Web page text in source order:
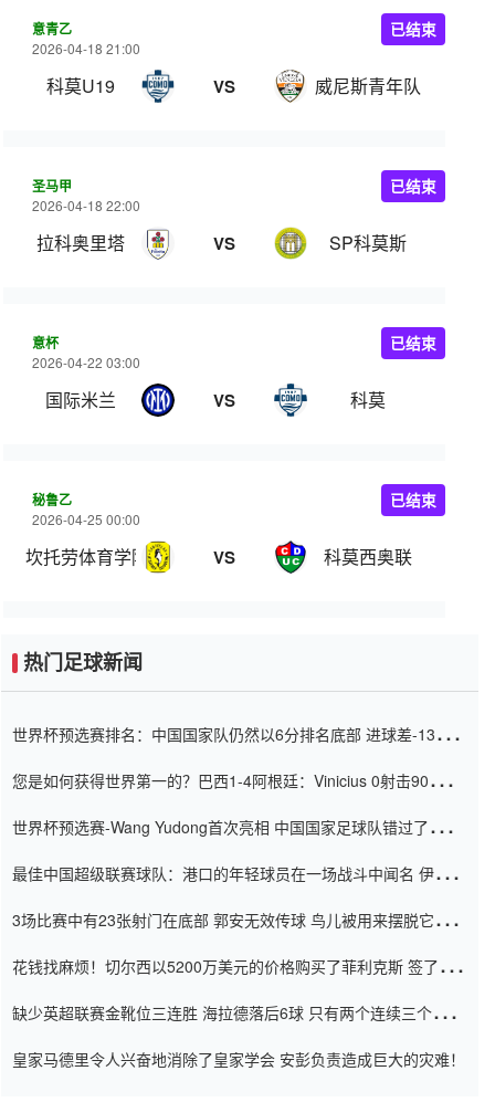
意青乙
2026-04-18 21:00
科莫U19 VS 威尼斯青年队
已结束
圣马甲
2026-04-18 22:00
拉科奥里塔 VS SP科莫斯
已结束
意杯
2026-04-22 03:00
国际米兰 VS 科莫
已结束
秘鲁乙
2026-04-25 00:00
坎托劳体育学院 VS 科莫西奥联
已结束
热门足球新闻
世界杯预选赛排名：中国国家队仍然以6分排名底部 进球差-13令人
您是如何获得世界第一的？巴西1-4阿根廷：Vinicius 0射击90分钟
世界杯预选赛-Wang Yudong首次亮相 中国国家足球队错过了世界
最佳中国超级联赛球队：港口的年轻球员在一场战斗中闻名 伊万放
3场比赛中有23张射门在底部 郭安无效传球 鸟儿被用来摆脱它
花钱找麻烦！切尔西以5200万美元的价格购买了菲利克斯 签了7年
缺少英超联赛金靴位三连胜 海拉德落后6球 只有两个连续三个连续
皇家马德里令人兴奋地消除了皇家学会 安彭负责造成巨大的灾难！